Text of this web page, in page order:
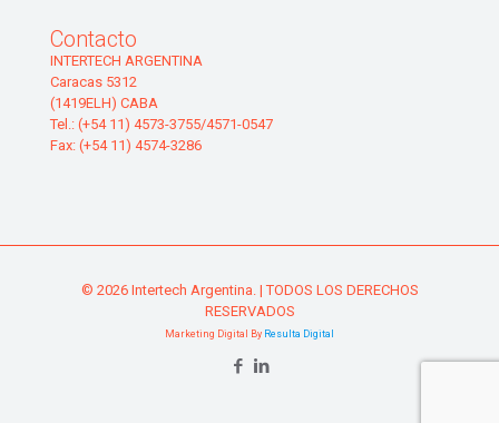
Contacto
INTERTECH ARGENTINA
Caracas 5312
(1419ELH) CABA
Tel.: (+54 11) 4573-3755/4571-0547
Fax: (+54 11) 4574-3286
© 2026 Intertech Argentina. | TODOS LOS DERECHOS
RESERVADOS
Marketing Digital By Resulta Digital